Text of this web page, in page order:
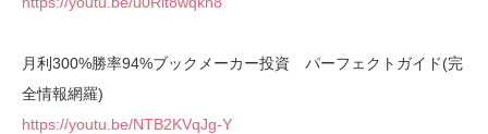
月利300%勝率94%ブックメーカー投資 パーフェクトガイド(完
全情報網羅)
https://youtu.be/NTB2KVqJg-Y